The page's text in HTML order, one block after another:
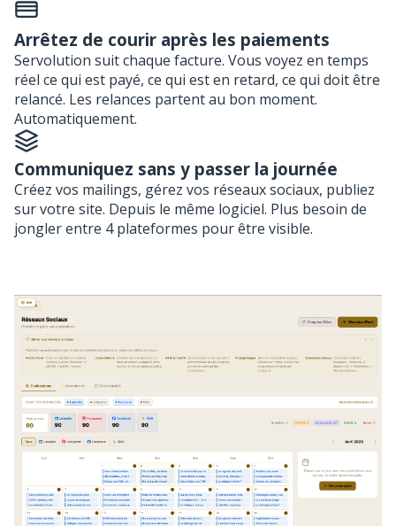
Arrêtez de courir après les paiements
Servolution suit chaque facture. Vous voyez en temps
réel ce qui est payé, ce qui est en retard, ce qui doit être
relancé. Les relances partent au bon moment.
Automatiquement.
Communiquez sans y passer la journée
Créez vos mailings, gérez vos réseaux sociaux, publiez
sur votre site. Depuis le même logiciel. Plus besoin de
jongler entre 4 plateformes pour être visible.